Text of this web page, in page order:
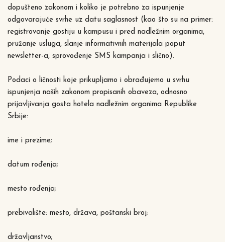
dopušteno zakonom i koliko je potrebno za ispunjenje
odgovarajuće svrhe uz datu saglasnost (kao što su na primer:
registrovanje gostiju u kampusu i pred nadležnim organima,
pružanje usluga, slanje informativnih materijala poput
newsletter-a, sprovođenje SMS kampanja i slično).
Podaci o ličnosti koje prikupljamo i obrađujemo u svrhu
ispunjenja naših zakonom propisanih obaveza, odnosno
prijavljivanja gosta hotela nadležnim organima Republike
Srbije:
ime i prezime;
datum rođenja;
mesto rođenja;
prebivalište: mesto, država, poštanski broj;
državljanstvo;